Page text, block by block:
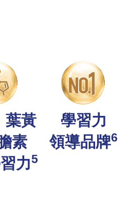
葉黃
素
力5
學習力
領導品牌6